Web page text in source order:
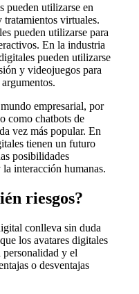
pueden utilizarse en
tratamientos virtuales.
pueden utilizarse para
En la industria
pueden utilizarse
y videojuegos para
empresarial, por
como chatbots de
vez más popular. En
tienen un futuro
posibilidades
interacción humanas.
riesgos?
conlleva sin duda
los avatares digitales
y el
o desventajas